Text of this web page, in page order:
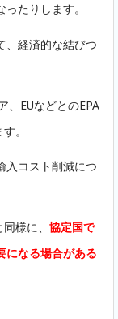
たりします。
、経済的な結びつ
、EUなどとのEPA
。
入コスト削減につ
様に、 協定国で
になる場合がある